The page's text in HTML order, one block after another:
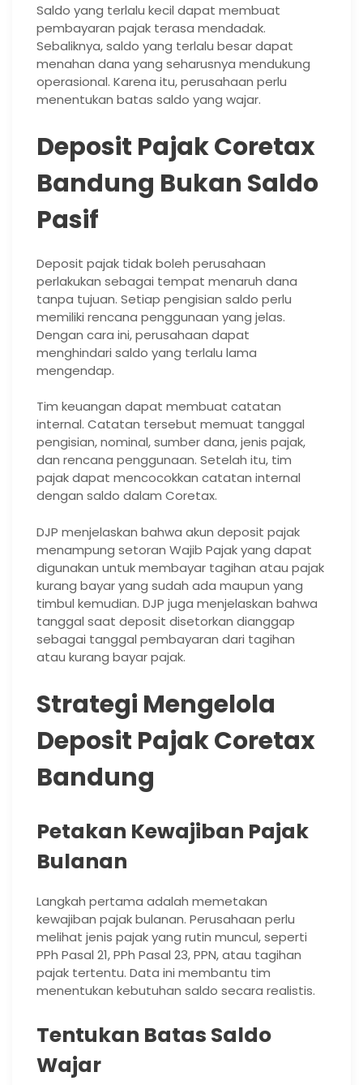
Saldo yang terlalu kecil dapat membuat
pembayaran pajak terasa mendadak.
Sebaliknya, saldo yang terlalu besar dapat
menahan dana yang seharusnya mendukung
operasional. Karena itu, perusahaan perlu
menentukan batas saldo yang wajar.
Deposit Pajak Coretax
Bandung Bukan Saldo
Pasif
Deposit pajak tidak boleh perusahaan
perlakukan sebagai tempat menaruh dana
tanpa tujuan. Setiap pengisian saldo perlu
memiliki rencana penggunaan yang jelas.
Dengan cara ini, perusahaan dapat
menghindari saldo yang terlalu lama
mengendap.
Tim keuangan dapat membuat catatan
internal. Catatan tersebut memuat tanggal
pengisian, nominal, sumber dana, jenis pajak,
dan rencana penggunaan. Setelah itu, tim
pajak dapat mencocokkan catatan internal
dengan saldo dalam Coretax.
DJP menjelaskan bahwa akun deposit pajak
menampung setoran Wajib Pajak yang dapat
digunakan untuk membayar tagihan atau pajak
kurang bayar yang sudah ada maupun yang
timbul kemudian. DJP juga menjelaskan bahwa
tanggal saat deposit disetorkan dianggap
sebagai tanggal pembayaran dari tagihan
atau kurang bayar pajak.
Strategi Mengelola
Deposit Pajak Coretax
Bandung
Petakan Kewajiban Pajak
Bulanan
Langkah pertama adalah memetakan
kewajiban pajak bulanan. Perusahaan perlu
melihat jenis pajak yang rutin muncul, seperti
PPh Pasal 21, PPh Pasal 23, PPN, atau tagihan
pajak tertentu. Data ini membantu tim
menentukan kebutuhan saldo secara realistis.
Tentukan Batas Saldo
Wajar